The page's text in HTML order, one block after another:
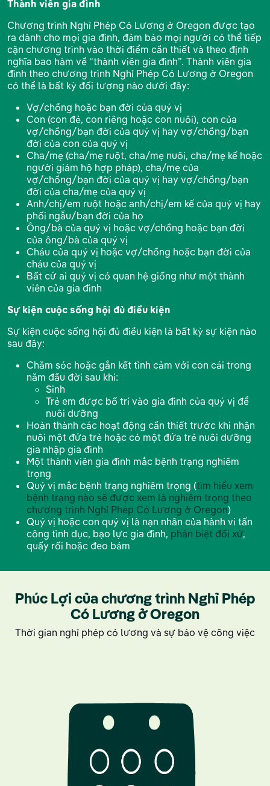
Thành viên gia đình
Chương trình Nghỉ Phép Có Lương ở Oregon được tạo
ra dành cho mọi gia đình, đảm bảo mọi người có thể tiếp
cận chương trình vào thời điểm cần thiết và theo định
nghĩa bao hàm về “thành viên gia đình”. Thành viên gia
đình theo chương trình Nghỉ Phép Có Lương ở Oregon
có thể là bất kỳ đối tượng nào dưới đây:
Vợ/chồng hoặc bạn đời của quý vị
Con (con đẻ, con riêng hoặc con nuôi), con của
vợ/chồng/bạn đời của quý vị hay vợ/chồng/bạn
đời của con của quý vị
Cha/mẹ (cha/mẹ ruột, cha/mẹ nuôi, cha/mẹ kế hoặc
người giám hộ hợp pháp), cha/mẹ của
vợ/chồng/bạn đời của quý vị hay vợ/chồng/bạn
đời của cha/mẹ của quý vị
Anh/chị/em ruột hoặc anh/chị/em kế của quý vị hay
phối ngẫu/bạn đời của họ
Ông/bà của quý vị hoặc vợ/chồng hoặc bạn đời
của ông/bà của quý vị
Cháu của quý vị hoặc vợ/chồng hoặc bạn đời của
cháu của quý vị
Bất cứ ai quý vị có quan hệ giống như một thành
viên của gia đình
Sự kiện cuộc sống hội đủ điều kiện
Sự kiện cuộc sống hội đủ điều kiện là bất kỳ sự kiện nào
sau đây:
Chăm sóc hoặc gắn kết tình cảm với con cái trong
năm đầu đời sau khi:
Sinh
Trẻ em được bố trí vào gia đình của quý vị để
nuôi dưỡng
Hoàn thành các hoạt động cần thiết trước khi nhận
nuôi một đứa trẻ hoặc có một đứa trẻ nuôi dưỡng
gia nhập gia đình
Một thành viên gia đình mắc bệnh trạng nghiêm
trọng
Quý vị mắc bệnh trạng nghiêm trọng (tìm hiểu xem
bệnh trạng nào sẽ được xem là nghiêm trọng theo
chương trình Nghỉ Phép Có Lương ở Oregon)
Quý vị hoặc con quý vị là nạn nhân của hành vi tấn
công tình dục, bạo lực gia đình, phân biệt đối xử,
quấy rối hoặc đeo bám
Phúc Lợi của chương trình Nghỉ Phép
Có Lương ở Oregon
Thời gian nghỉ phép có lương và sự bảo vệ công việc